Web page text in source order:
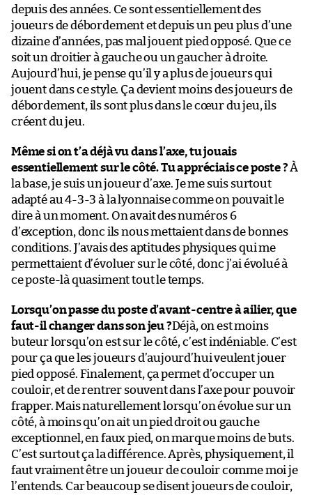
depuis des années. Ce sont essentiellement des
joueurs de débordement et depuis un peu plus d’une
dizaine d’années, pas mal jouent pied opposé. Que ce
soit un droitier à gauche ou un gaucher à droite.
Aujourd’hui, je pense qu’il y a plus de joueurs qui
jouent dans ce style. Ça devient moins des joueurs de
débordement, ils sont plus dans le cœur du jeu, ils
créent du jeu.
Même si on t’a déjà vu dans l’axe, tu jouais
essentiellement sur le côté. Tu appréciais ce poste ?À
la base, je suis un joueur d’axe. Je me suis surtout
adapté au 4-3-3 à la lyonnaise comme on pouvait le
dire à un moment. On avait des numéros 6
d’exception, donc ils nous mettaient dans de bonnes
conditions. J’avais des aptitudes physiques qui me
permettaient d’évoluer sur le côté, donc j’ai évolué à
ce poste-là quasiment tout le temps.
Lorsqu’on passe du poste d’avant-centre à ailier, que
faut-il changer dans son jeu ?Déjà, on est moins
buteur lorsqu’on est sur le côté, c’est indéniable. C’est
pour ça que les joueurs d’aujourd’hui veulent jouer
pied opposé. Finalement, ça permet d’occuper un
couloir, et de rentrer souvent dans l’axe pour pouvoir
frapper. Mais naturellement lorsqu’on évolue sur un
côté, à moins qu’on ait un pied droit ou gauche
exceptionnel, en faux pied, on marque moins de buts.
C’est surtout ça la différence. Après, physiquement, il
faut vraiment être un joueur de couloir comme moi je
l’entends. Car beaucoup se disent joueurs de couloir,